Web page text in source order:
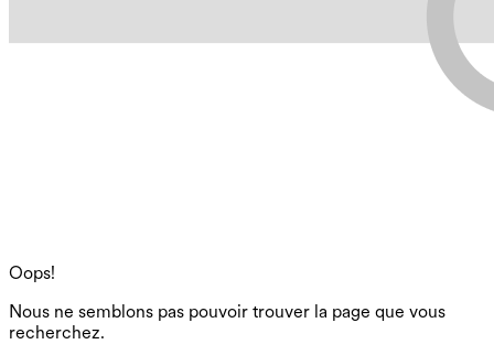
Oops!
Nous ne semblons pas pouvoir trouver la page que vous
recherchez.